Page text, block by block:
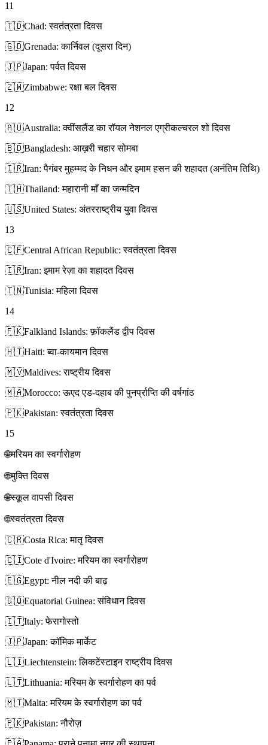
11
🇹🇩Chad: स्वतंत्रता दिवस
🇬🇩Grenada: कार्निवल (दूसरा दिन)
🇯🇵Japan: पर्वत दिवस
🇿🇼Zimbabwe: रक्षा बल दिवस
12
🇦🇺Australia: क्वींसलैंड का रॉयल नेशनल एग्रीकल्चरल शो दिवस
🇧🇩Bangladesh: आख़री चहार सोमबा
🇮🇷Iran: पैगंबर मुहम्मद के निधन और इमाम हसन की शहादत (अनंतिम तिथि)
🇹🇭Thailand: महारानी माँ का जन्मदिन
🇺🇸United States: अंतरराष्ट्रीय युवा दिवस
13
🇨🇫Central African Republic: स्वतंत्रता दिवस
🇮🇷Iran: इमाम रेज़ा का शहादत दिवस
🇹🇳Tunisia: महिला दिवस
14
🇫🇰Falkland Islands: फ़ॉकलैंड द्वीप दिवस
🇭🇹Haiti: ब्वा-कायमान दिवस
🇲🇻Maldives: राष्ट्रीय दिवस
🇲🇦Morocco: ऊएद एड-दहाब की पुनर्प्राप्ति की वर्षगांठ
🇵🇰Pakistan: स्वतंत्रता दिवस
15
🌐मरियम का स्वर्गारोहण
🌐मुक्ति दिवस
🌐स्कूल वापसी दिवस
🌐स्वतंत्रता दिवस
🇨🇷Costa Rica: मातृ दिवस
🇨🇮Cote d'Ivoire: मरियम का स्वर्गारोहण
🇪🇬Egypt: नील नदी की बाढ़
🇬🇶Equatorial Guinea: संविधान दिवस
🇮🇹Italy: फेरागोस्तो
🇯🇵Japan: कॉमिक मार्केट
🇱🇮Liechtenstein: लिकटेंस्टाइन राष्ट्रीय दिवस
🇱🇹Lithuania: मरियम के स्वर्गारोहण का पर्व
🇲🇹Malta: मरियम के स्वर्गारोहण का पर्व
🇵🇰Pakistan: नौरोज़